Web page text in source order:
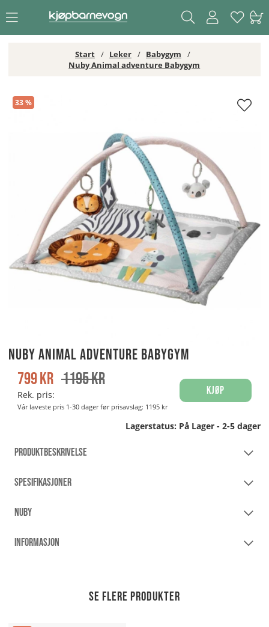
Start Leker
Babygym
Nuby Animal adventure Babygym
33
Nuby Animal adventure Babygym
Nuby Animal adventure Babygym
1195kr
799kr
Rek. pris:
Vår laveste pris 1-30 dager før prisavslag: 1195 kr
Kjøp
Lagerstatus: På Lager - 2-5 dager
PRODUKTBESKRIVELSE
SPESIFIKASJONER
NUBY
INFORMASJON
Se flere produkter